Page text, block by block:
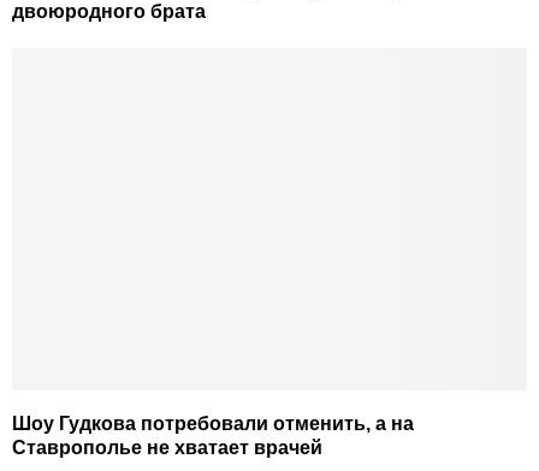
двоюродного брата
Шоу Гудкова потребовали отменить, а на
Ставрополье не хватает врачей